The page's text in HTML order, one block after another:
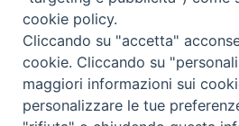
Coordinamento nazionale
cookie policy.
Cliccando su "accetta"
cookie. Cliccando su
maggiori informazioni sui
personalizzare le tue